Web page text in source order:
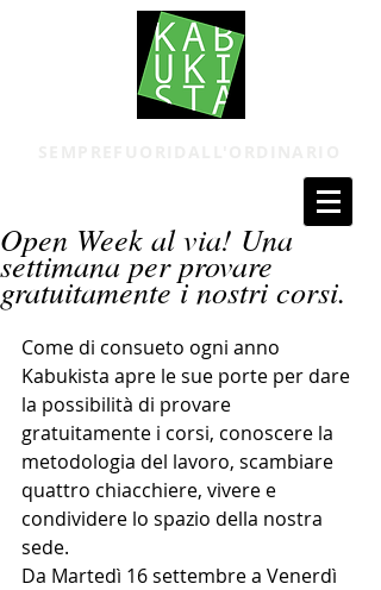
Open Week al via! Una
settimana per provare
gratuitamente i nostri corsi.
Come di consueto ogni anno
Kabukista apre le sue porte per dare
la possibilità di provare
gratuitamente i corsi, conoscere la
metodologia del lavoro, scambiare
quattro chiacchiere, vivere e
condividere lo spazio della nostra
sede.
Da Martedì 16 settembre a Venerdì